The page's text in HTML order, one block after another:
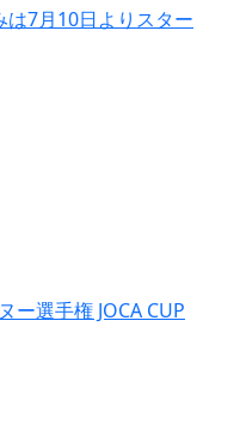
7月10日よりスター
ー選手権 JOCA CUP